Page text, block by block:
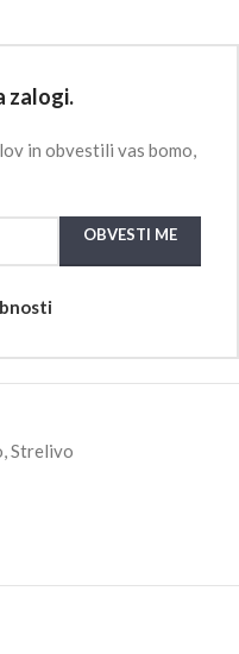
zalogi.
in obvestili vas bomo,
OBVESTI ME
,Strelivo